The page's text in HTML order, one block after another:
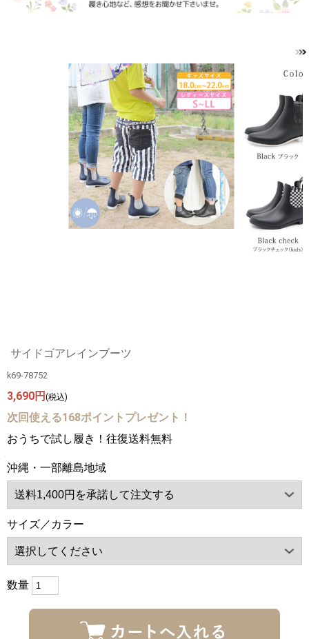
サイドゴアレインブーツ
k69-78752
3,690円 (税込)
次回使える168ポイントプレゼント！
おうちで試し履き！往復送料無料
沖縄・一部離島地域
サイズ／カラー
数量